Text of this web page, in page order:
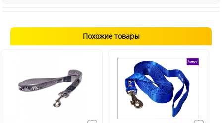
Похожие товары